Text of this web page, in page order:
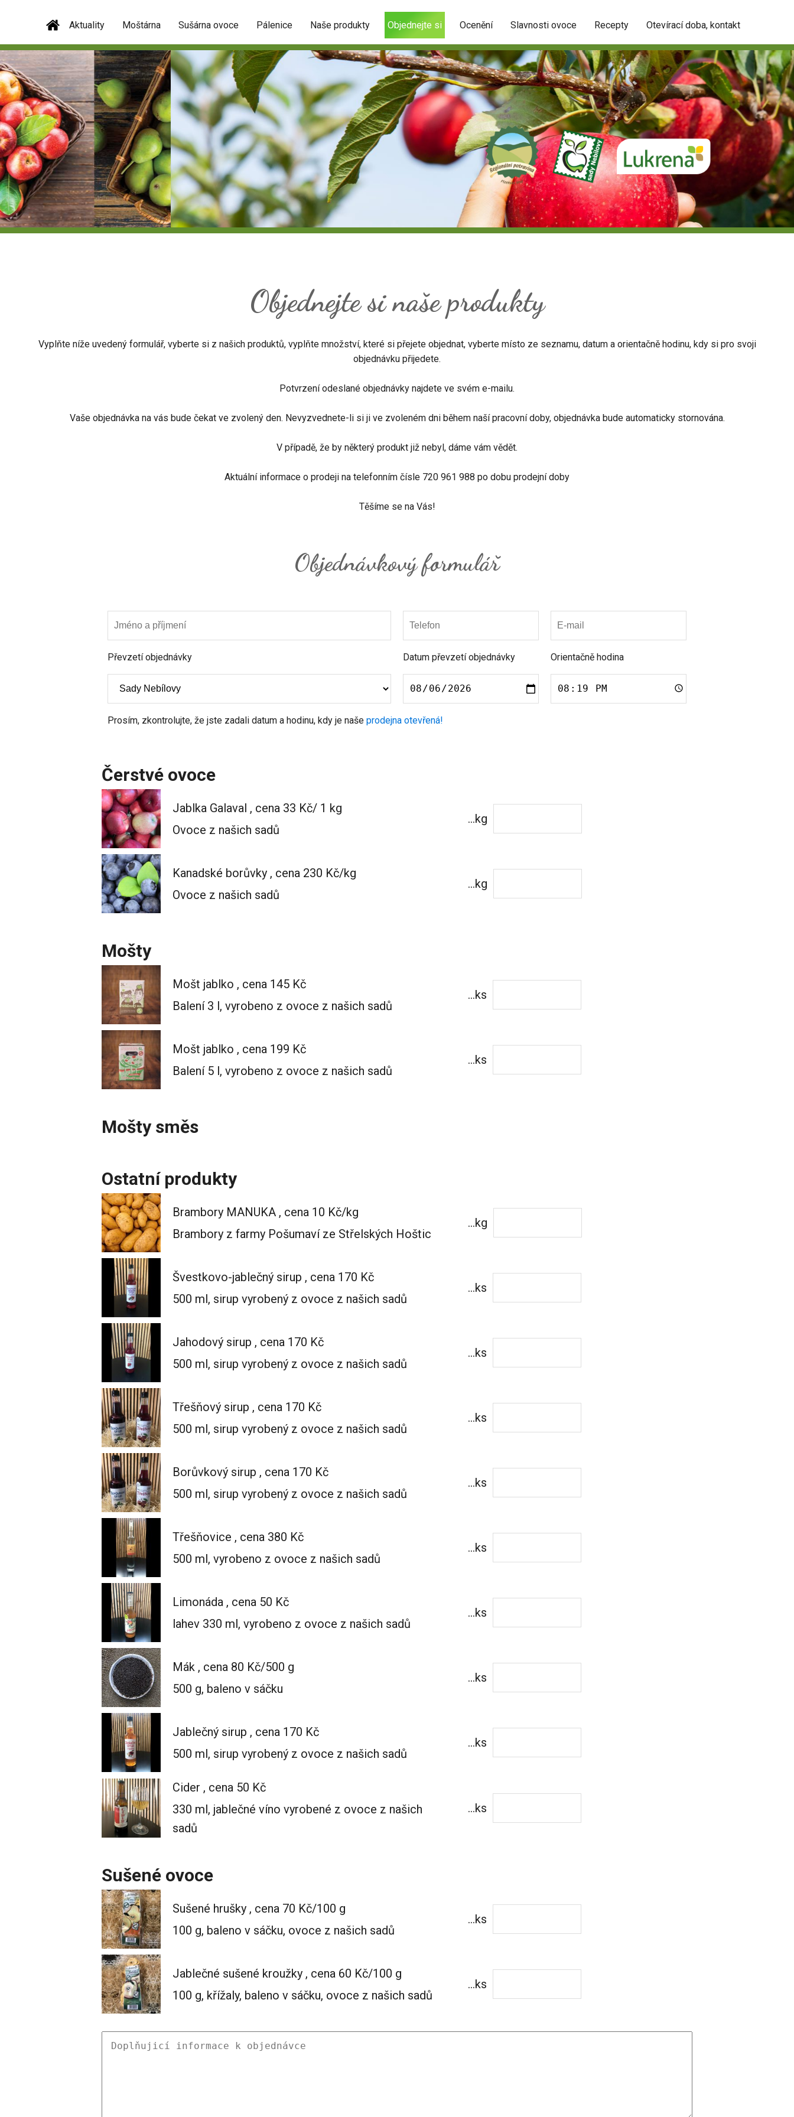
Aktuality Moštárna Sušárna ovoce Pálenice Naše produkty Objednejte si Ocenění Slavnosti ovoce Recepty Otevírací doba, kontakt
Objednejte si naše produkty
Vyplňte níže uvedený formulář, vyberte si z našich produktů, vyplňte množství, které si přejete objednat, vyberte místo ze seznamu, datum a orientačně hodinu, kdy si pro svoji
objednávku přijedete.
Potvrzení odeslané objednávky najdete ve svém e-mailu.
Vaše objednávka na vás bude čekat ve zvolený den. Nevyzvednete-li si ji ve zvoleném dni během naší pracovní doby, objednávka bude automaticky stornována.
V případě, že by některý produkt již nebyl, dáme vám vědět.
Aktuální informace o prodeji na telefonním čísle 720 961 988 po dobu prodejní doby
Těšíme se na Vás!
Objednávkový formulář
Převzetí objednávky Datum převzetí objednávky Orientačně hodina
Prosím, zkontrolujte, že jste zadali datum a hodinu, kdy je naše prodejna otevřená!
Čerstvé ovoce
Jablka Galaval , cena 33 Kč/ 1 kg
Ovoce z našich sadů
...kg
Kanadské borůvky , cena 230 Kč/kg
Ovoce z našich sadů
...kg
Mošty
Mošt jablko , cena 145 Kč
Balení 3 l, vyrobeno z ovoce z našich sadů
...ks
Mošt jablko , cena 199 Kč
Balení 5 l, vyrobeno z ovoce z našich sadů
...ks
Mošty směs
Ostatní produkty
Brambory MANUKA , cena 10 Kč/kg
Brambory z farmy Pošumaví ze Střelských Hoštic
...kg
Švestkovo-jablečný sirup , cena 170 Kč
500 ml, sirup vyrobený z ovoce z našich sadů
...ks
Jahodový sirup , cena 170 Kč
500 ml, sirup vyrobený z ovoce z našich sadů
...ks
Třešňový sirup , cena 170 Kč
500 ml, sirup vyrobený z ovoce z našich sadů
...ks
Borůvkový sirup , cena 170 Kč
500 ml, sirup vyrobený z ovoce z našich sadů
...ks
Třešňovice , cena 380 Kč
500 ml, vyrobeno z ovoce z našich sadů
...ks
Limonáda , cena 50 Kč
lahev 330 ml, vyrobeno z ovoce z našich sadů
...ks
Mák , cena 80 Kč/500 g
500 g, baleno v sáčku
...ks
Jablečný sirup , cena 170 Kč
500 ml, sirup vyrobený z ovoce z našich sadů
...ks
Cider , cena 50 Kč
330 ml, jablečné víno vyrobené z ovoce z našich
sadů
...ks
Sušené ovoce
Sušené hrušky , cena 70 Kč/100 g
100 g, baleno v sáčku, ovoce z našich sadů
...ks
Jablečné sušené kroužky , cena 60 Kč/100 g
100 g, křížaly, baleno v sáčku, ovoce z našich sadů
...ks